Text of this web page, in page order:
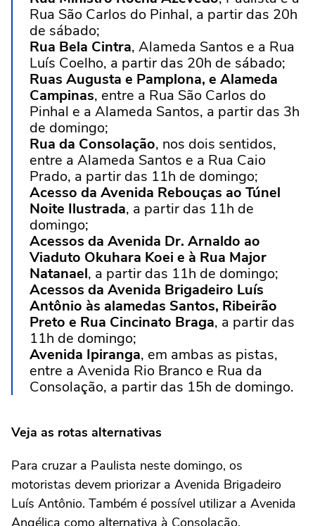
Rua São Carlos do Pinhal, a partir das 20h
de sábado;
Rua Bela Cintra, Alameda Santos e a Rua
Luís Coelho, a partir das 20h de sábado;
Ruas Augusta e Pamplona, e Alameda
Campinas, entre a Rua São Carlos do
Pinhal e a Alameda Santos, a partir das 3h
de domingo;
Rua da Consolação, nos dois sentidos,
entre a Alameda Santos e a Rua Caio
Prado, a partir das 11h de domingo;
Acesso da Avenida Rebouças ao Túnel
Noite Ilustrada, a partir das 11h de
domingo;
Acessos da Avenida Dr. Arnaldo ao
Viaduto Okuhara Koei e à Rua Major
Natanael, a partir das 11h de domingo;
Acessos da Avenida Brigadeiro Luís
Antônio às alamedas Santos, Ribeirão
Preto e Rua Cincinato Braga, a partir das
11h de domingo;
Avenida Ipiranga, em ambas as pistas,
entre a Avenida Rio Branco e Rua da
Consolação, a partir das 15h de domingo.
Veja as rotas alternativas
Para cruzar a Paulista neste domingo, os
motoristas devem priorizar a Avenida Brigadeiro
Luís Antônio. Também é possível utilizar a Avenida